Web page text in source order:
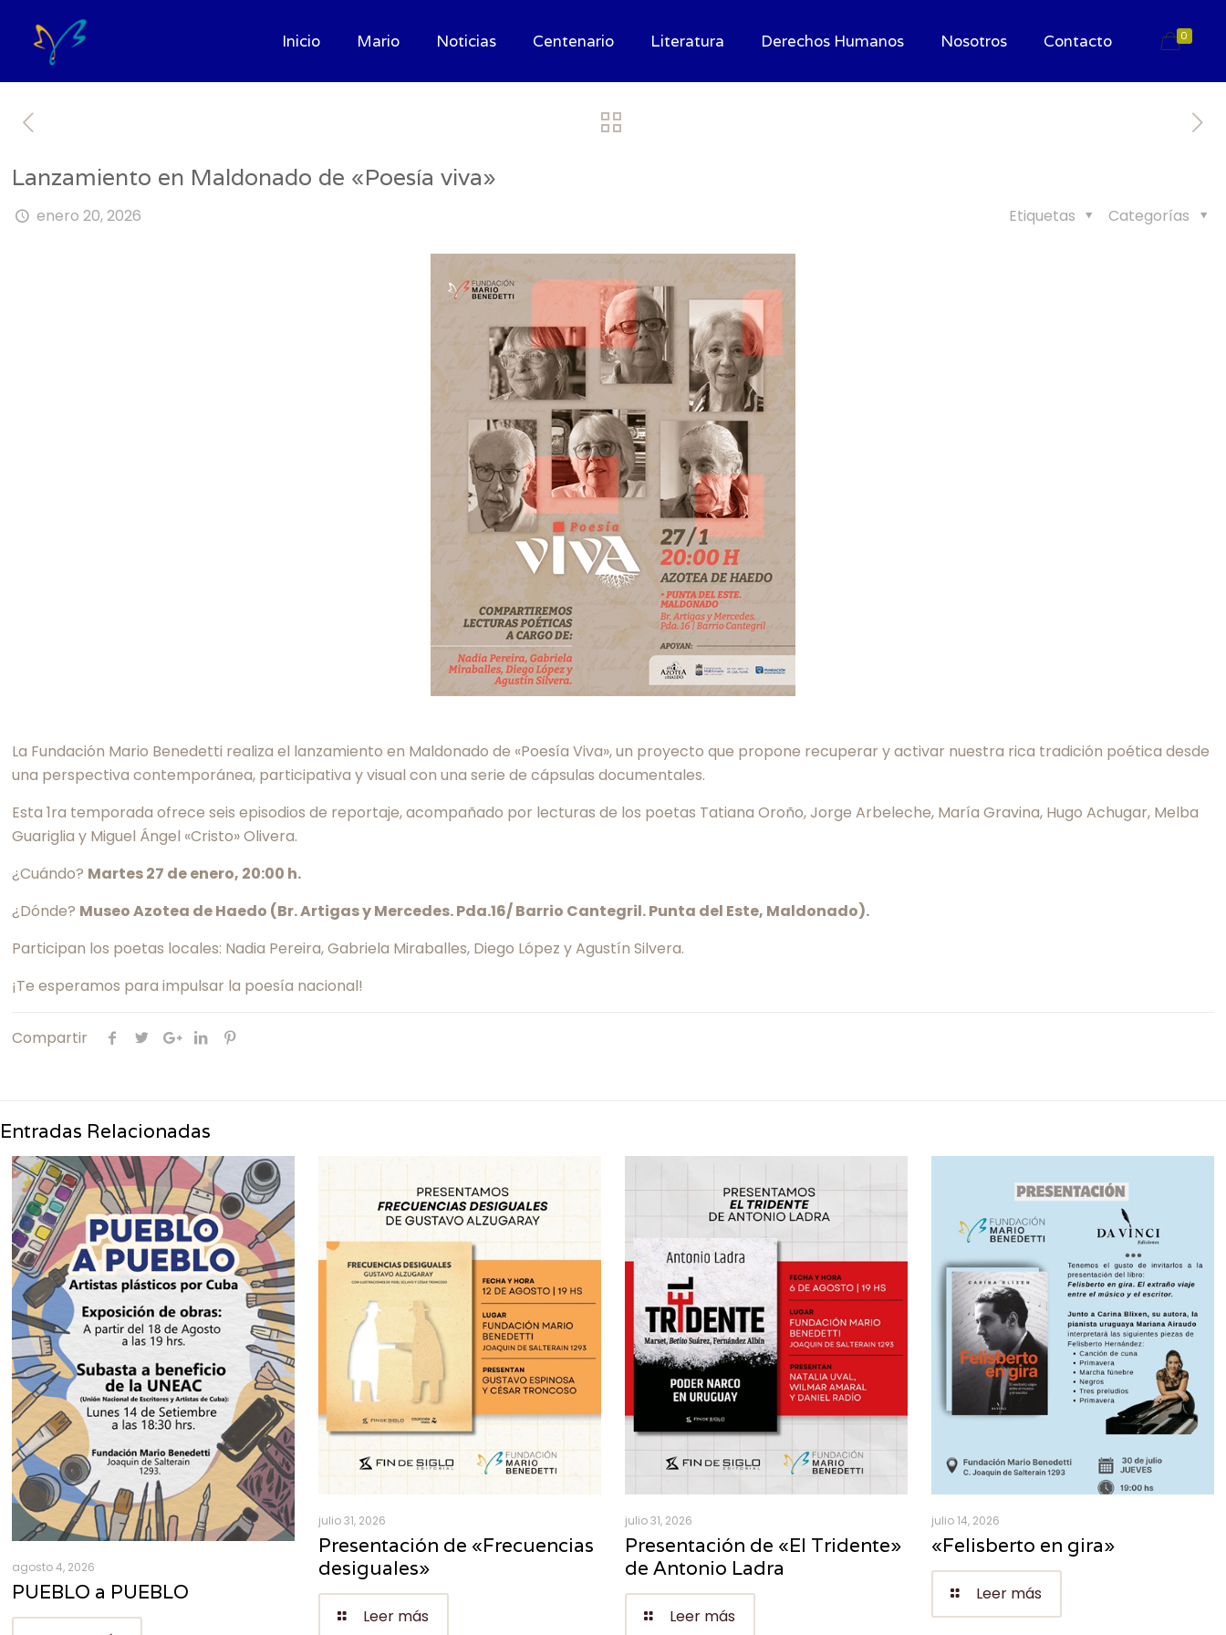
Inicio Mario Noticias Centenario Literatura Derechos Humanos Nosotros Contacto 0
Lanzamiento en Maldonado de «Poesía viva»
enero 20, 2026 Categorías
Etiquetas
La Fundación Mario Benedetti realiza el lanzamiento en Maldonado de «Poesía Viva», un proyecto que propone recuperar y activar nuestra rica tradición poética desde
una perspectiva contemporánea, participativa y visual con una serie de cápsulas documentales.
Esta 1ra temporada ofrece seis episodios de reportaje, acompañado por lecturas de los poetas Tatiana Oroño, Jorge Arbeleche, María Gravina, Hugo Achugar, Melba
Guariglia y Miguel Ángel «Cristo» Olivera.
¿Cuándo? Martes 27 de enero, 20:00 h.
¿Dónde? Museo Azotea de Haedo (Br. Artigas y Mercedes. Pda.16/ Barrio Cantegril. Punta del Este, Maldonado).
Participan los poetas locales: Nadia Pereira, Gabriela Miraballes, Diego López y Agustín Silvera.
¡Te esperamos para impulsar la poesía nacional!
Compartir
Entradas Relacionadas
agosto 4, 2026
PUEBLO a PUEBLO
julio 31, 2026
Presentación de «Frecuencias
desiguales»
Leer más
julio 31, 2026
Presentación de «El Tridente»
de Antonio Ladra
Leer más
julio 14, 2026
«Felisberto en gira»
Leer más